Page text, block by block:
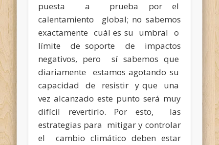
puesta a prueba por el
calentamiento global; no sabemos
exactamente cuál es su umbral o
límite de soporte de impactos
negativos, pero sí sabemos que
diariamente estamos agotando su
capacidad de resistir y que una
vez alcanzado este punto será muy
difícil revertirlo. Por esto, las
estrategias para mitigar y controlar
el cambio climático deben estar